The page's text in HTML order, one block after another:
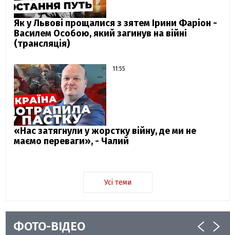
Як у Львові прощалися з зятем Ірини Фаріон -
Василем Особою, який загинув на війні
(трансляція)
11:55
«Нас затягнули у жорстку війну, де ми не
маємо переваги», - Чалий
Усі теми
ФОТО-ВІДЕО